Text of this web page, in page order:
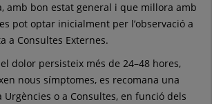
amb bon estat general i que millora amb
pot optar inicialment per l’observació a
a Consultes Externes.
dolor persisteix més de 24–48 hores,
nous símptomes, es recomana una
Urgències o a Consultes, en funció dels